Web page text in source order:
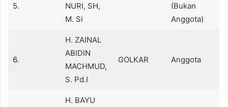
5.
NURI, SH,
M. Si
(Bukan
Anggota)
6.
H. ZAINAL
ABIDIN
MACHMUD,
S. Pd.I
GOLKAR Anggota
H. BAYU